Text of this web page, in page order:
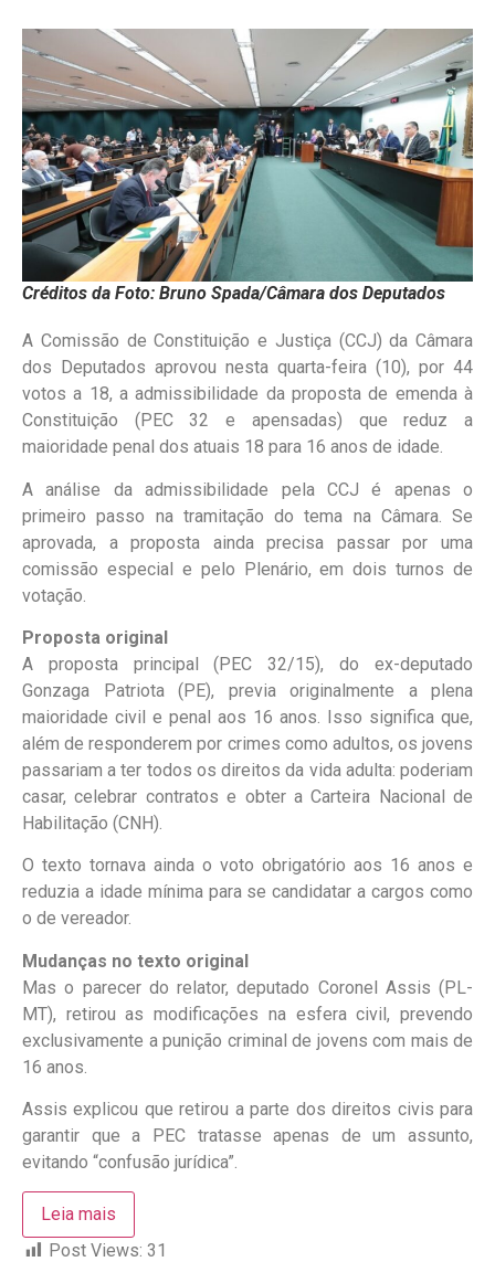
Créditos da Foto: Bruno Spada/Câmara dos Deputados
A Comissão de Constituição e Justiça (CCJ) da Câmara
dos Deputados aprovou nesta quarta-feira (10), por 44
votos a 18, a admissibilidade da proposta de emenda à
Constituição (PEC 32 e apensadas) que reduz a
maioridade penal dos atuais 18 para 16 anos de idade.
A análise da admissibilidade pela CCJ é apenas o
primeiro passo na tramitação do tema na Câmara. Se
aprovada, a proposta ainda precisa passar por uma
comissão especial e pelo Plenário, em dois turnos de
votação.
Proposta original
A proposta principal (PEC 32/15), do ex-deputado
Gonzaga Patriota (PE), previa originalmente a plena
maioridade civil e penal aos 16 anos. Isso significa que,
além de responderem por crimes como adultos, os jovens
passariam a ter todos os direitos da vida adulta: poderiam
casar, celebrar contratos e obter a Carteira Nacional de
Habilitação (CNH).
O texto tornava ainda o voto obrigatório aos 16 anos e
reduzia a idade mínima para se candidatar a cargos como
o de vereador.
Mudanças no texto original
Mas o parecer do relator, deputado Coronel Assis (PL-
MT), retirou as modificações na esfera civil, prevendo
exclusivamente a punição criminal de jovens com mais de
16 anos.
Assis explicou que retirou a parte dos direitos civis para
garantir que a PEC tratasse apenas de um assunto,
evitando “confusão jurídica”.
Leia mais
Post Views: 31